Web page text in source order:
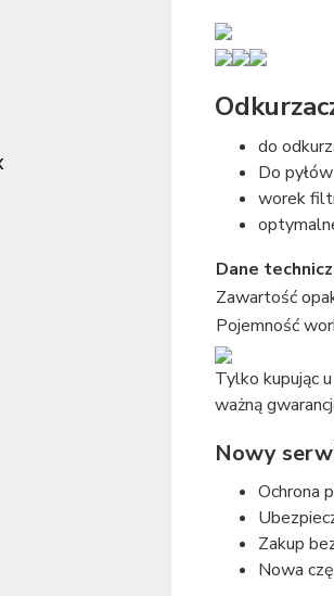
do
Do
worek
Dane
Zawartość
Pojemność
Tylko kupując
ważną
Nowy
Ochrona
Zakup
Nowa